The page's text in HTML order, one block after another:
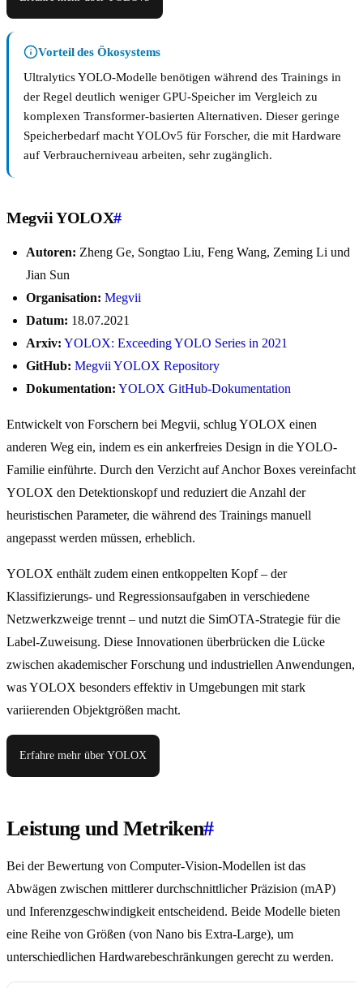
Vorteil des Ökosystems
Ultralytics YOLO-Modelle benötigen während des Trainings in
der Regel deutlich weniger GPU-Speicher im Vergleich zu
komplexen Transformer-basierten Alternativen. Dieser geringe
Speicherbedarf macht YOLOv5 für Forscher, die mit Hardware
auf Verbraucherniveau arbeiten, sehr zugänglich.
Megvii YOLOX#
Autoren: Zheng Ge, Songtao Liu, Feng Wang, Zeming Li und
Jian Sun
Organisation: Megvii
Datum: 18.07.2021
Arxiv: YOLOX: Exceeding YOLO Series in 2021
GitHub: Megvii YOLOX Repository
Dokumentation: YOLOX GitHub-Dokumentation
Entwickelt von Forschern bei Megvii, schlug YOLOX einen
anderen Weg ein, indem es ein ankerfreies Design in die YOLO-
Familie einführte. Durch den Verzicht auf Anchor Boxes vereinfacht
YOLOX den Detektionskopf und reduziert die Anzahl der
heuristischen Parameter, die während des Trainings manuell
angepasst werden müssen, erheblich.
YOLOX enthält zudem einen entkoppelten Kopf – der
Klassifizierungs- und Regressionsaufgaben in verschiedene
Netzwerkzweige trennt – und nutzt die SimOTA-Strategie für die
Label-Zuweisung. Diese Innovationen überbrücken die Lücke
zwischen akademischer Forschung und industriellen Anwendungen,
was YOLOX besonders effektiv in Umgebungen mit stark
variierenden Objektgrößen macht.
Erfahre mehr über YOLOX
Leistung und Metriken#
Bei der Bewertung von Computer-Vision-Modellen ist das
Abwägen zwischen mittlerer durchschnittlicher Präzision (mAP)
und Inferenzgeschwindigkeit entscheidend. Beide Modelle bieten
eine Reihe von Größen (von Nano bis Extra-Large), um
unterschiedlichen Hardwarebeschränkungen gerecht zu werden.